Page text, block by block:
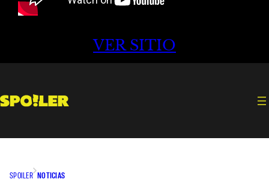
VER SITIO
SPOILER NOTICIAS